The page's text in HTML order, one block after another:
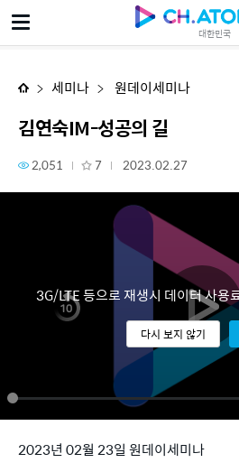
대한민국
김연숙IM-성공의 길
세미나 원데이세미나
김연숙IM-성공의 길
2,051 7 2023.02.27
3G/LTE 등으로 재생시 데이터 사용
다시 보지 않기
2023년 02월 23일 원데이세미나